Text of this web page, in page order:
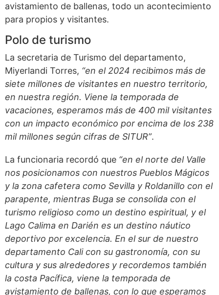
avistamiento de ballenas, todo un acontecimiento
para propios y visitantes.
Polo de turismo
La secretaria de Turismo del departamento,
Miyerlandi Torres, “en el 2024 recibimos más de
siete millones de visitantes en nuestro territorio,
en nuestra región. Viene la temporada de
vacaciones, esperamos más de 400 mil visitantes
con un impacto económico por encima de los 238
mil millones según cifras de SITUR”.
La funcionaria recordó que “en el norte del Valle
nos posicionamos con nuestros Pueblos Mágicos
y la zona cafetera como Sevilla y Roldanillo con el
parapente, mientras Buga se consolida con el
turismo religioso como un destino espiritual, y el
Lago Calima en Darién es un destino náutico
deportivo por excelencia. En el sur de nuestro
departamento Cali con su gastronomía, con su
cultura y sus alrededores y recordemos también
la costa Pacífica, viene la temporada de
avistamiento de ballenas, con lo que esperamos